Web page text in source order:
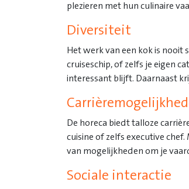
plezieren met hun culinaire
Diversiteit
Het werk van een kok is nooit
cruiseschip, of zelfs je eigen
interessant blijft. Daarnaast
De horeca biedt talloze
cuisine of zelfs executive
van mogelijkheden om je
Sociale interactie